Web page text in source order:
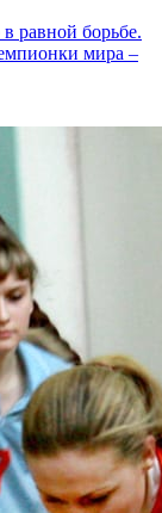
равной борьбе.
мира –